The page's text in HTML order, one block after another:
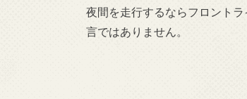
夜間を走行するならフロント
言ではありません。